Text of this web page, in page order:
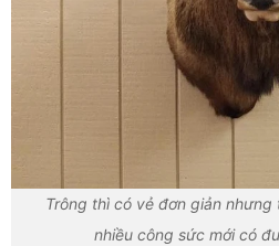
Trông thì có vẻ đơn giản
nhiều công sức mới có